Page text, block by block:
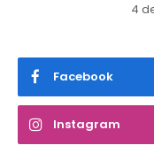
4
Facebook
Instagram